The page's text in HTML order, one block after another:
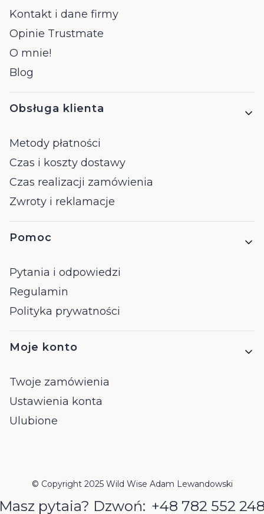
Kontakt i dane firmy
Opinie Trustmate
O mnie!
Blog
Obsługa klienta
Metody płatności
Czas i koszty dostawy
Czas realizacji zamówienia
Zwroty i reklamacje
Pomoc
Pytania i odpowiedzi
Regulamin
Polityka prywatności
Moje konto
Twoje zamówienia
Ustawienia konta
Ulubione
© Copyright 2025 Wild Wise Adam Lewandowski
pytaia? Dzwoń: +48 782 552